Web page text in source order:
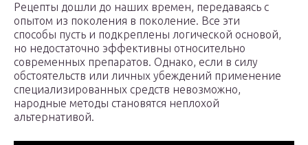
Рецепты дошли до наших времен, передаваясь с
опытом из поколения в поколение. Все эти
способы пусть и подкреплены логической основой,
но недостаточно эффективны относительно
современных препаратов. Однако, если в силу
обстоятельств или личных убеждений применение
специализированных средств невозможно,
народные методы становятся неплохой
альтернативой.